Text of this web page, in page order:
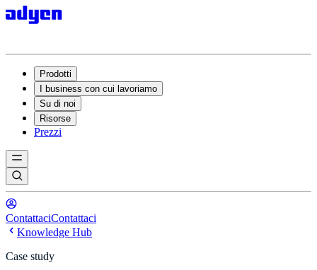
Prodotti
I business con cui lavoriamo
Su di noi
Risorse
Prezzi
ContattaciContattaci
Knowledge Hub
Case study